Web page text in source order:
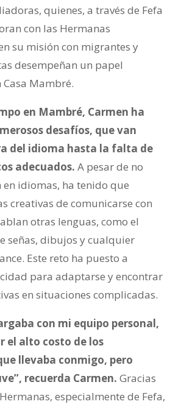
quienes, a través de Fefa
con las Hermanas
su misión con migrantes y
desempeñan un papel
Mambré.
en Mambré, Carmen ha
desafíos, que van
del idioma hasta la falta de
adecuados. A pesar de no
idiomas, ha tenido que
creativas de comunicarse con
otras lenguas, como el
señas, dibujos y cualquier
Este reto ha puesto a
para adaptarse y encontrar
en situaciones complicadas.
con mi equipo personal,
el alto costo de los
llevaba conmigo, pero
recuerda Carmen. Gracias
especialmente de Fefa,